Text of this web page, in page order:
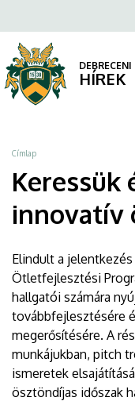
és
támogatjuk
innovatív
ötleteket
DEBRECENI
EGYETEM
a
tartalomra
DEBRECENI
HÍREK
Morzsa
Címlap
Keressük
innovatív
Elindult a
Ötletfejlesztési
hallgatói számára
továbbfejlesztésére
megerősítésére. A
munkájukban, pitch
ismeretek
ösztöndíjas időszak